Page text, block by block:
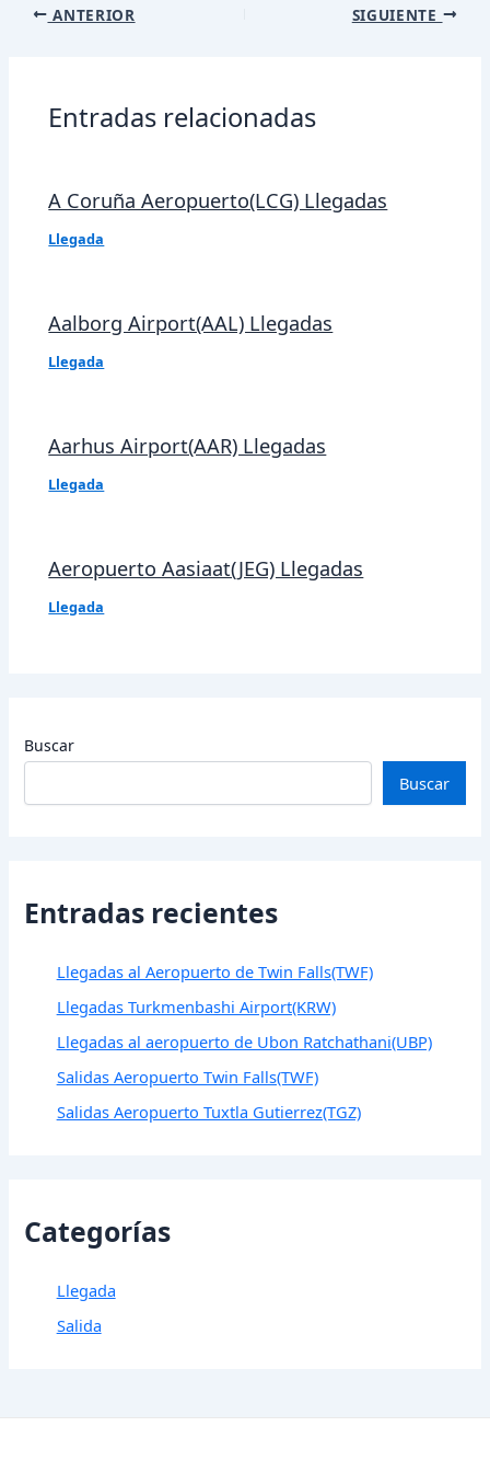
Navegación
ANTERIOR SIGUIENTE
Entradas relacionadas
A Coruña Aeropuerto(LCG) Llegadas
Llegada
Aalborg Airport(AAL) Llegadas
Llegada
Aarhus Airport(AAR) Llegadas
Llegada
Aeropuerto Aasiaat(JEG) Llegadas
Llegada
Buscar
Buscar
Entradas recientes
Llegadas al Aeropuerto de Twin Falls(TWF)
Llegadas Turkmenbashi Airport(KRW)
Llegadas al aeropuerto de Ubon Ratchathani(UBP)
Salidas Aeropuerto Twin Falls(TWF)
Salidas Aeropuerto Tuxtla Gutierrez(TGZ)
Categorías
Llegada
Salida